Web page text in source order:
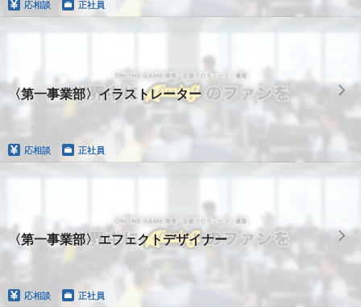
応相談 正社員
〈第一事業部〉イラストレーター
応相談 正社員
〈第一事業部〉エフェクトデザイナー
応相談 正社員